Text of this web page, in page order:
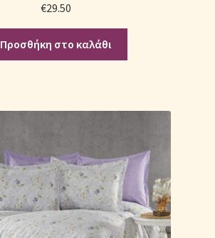
€29.50
Προσθήκη στο καλάθι